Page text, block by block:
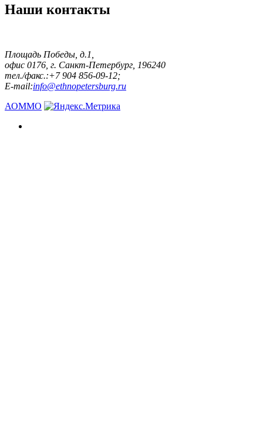
Наши контакты
Площадь Победы, д.1,
офис 0176, г. Санкт-Петербург, 196240
тел./факс.:+7 904 856-09-12;
E-mail:info@ethnopetersburg.ru
АОММО